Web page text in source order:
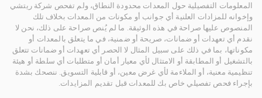
المعلومات التفصيلية حول المعدات محدودة النطاق، ولم تفحص شركة ريتشي
وإخوانه للمزادات العلنية أي جوانب أو مكونات من المعدات بخلاف تلك
المنصوص عليها صراحة في هذه الوثيقة. ما لم يُنص صراحة على ذلك، نحن لا
نقدم أي تعهدات أو ضمانات، صريحة أو ضمنية، في ما يتعلق بالمعدات أو
مكوناتها، بما في ذلك على سبيل المثال لا الحصر أي تعهدات أو ضمانات تتعلق
بالتشغيل أو المطابقة أو الامتثال لأي معيار أمان أو متطلبات أي سلطة أو هيئة
تنظيمية معنية، أو الملاءمة لأي غرض معين، أو قابلية التسويق. ننصحك بشدة
بإجراء فحص تفصيلي خاص بك للمعدات قبل تقديم المزايدات.